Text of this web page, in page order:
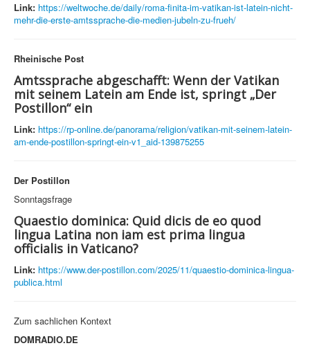
Link: https://weltwoche.de/daily/roma-finita-im-vatikan-ist-latein-nicht-
mehr-die-erste-amtssprache-die-medien-jubeln-zu-frueh/
Rheinische Post
Amtssprache abgeschafft: Wenn der Vatikan
mit seinem Latein am Ende ist, springt „Der
Postillon“ ein
Link: https://rp-online.de/panorama/religion/vatikan-mit-seinem-latein-
am-ende-postillon-springt-ein-v1_aid-139875255
Der Postillon
Sonntagsfrage
Quaestio dominica: Quid dicis de eo quod
lingua Latina non iam est prima lingua
officialis in Vaticano?
Link: https://www.der-postillon.com/2025/11/quaestio-dominica-lingua-
publica.html
Zum sachlichen Kontext
DOMRADIO.DE